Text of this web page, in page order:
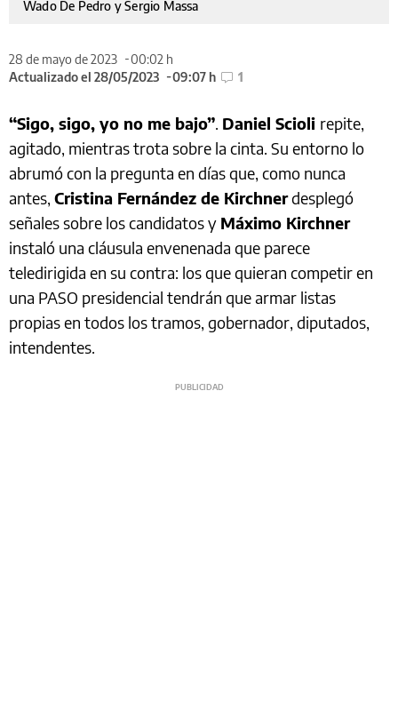
Wado De Pedro y Sergio Massa
28 de mayo de 2023
00:02 h
Actualizado el 28/05/2023
09:07 h 1
“Sigo, sigo, yo no me bajo”. Daniel Scioli repite,
agitado, mientras trota sobre la cinta. Su entorno lo
abrumó con la pregunta en días que, como nunca
antes, Cristina Fernández de Kirchnerdesplegó
señales sobre los candidatos y Máximo Kirchner
instaló una cláusula envenenada que parece
teledirigida en su contra: los que quieran competir en
una PASO presidencial tendrán que armar listas
propias en todos los tramos, gobernador, diputados,
intendentes.